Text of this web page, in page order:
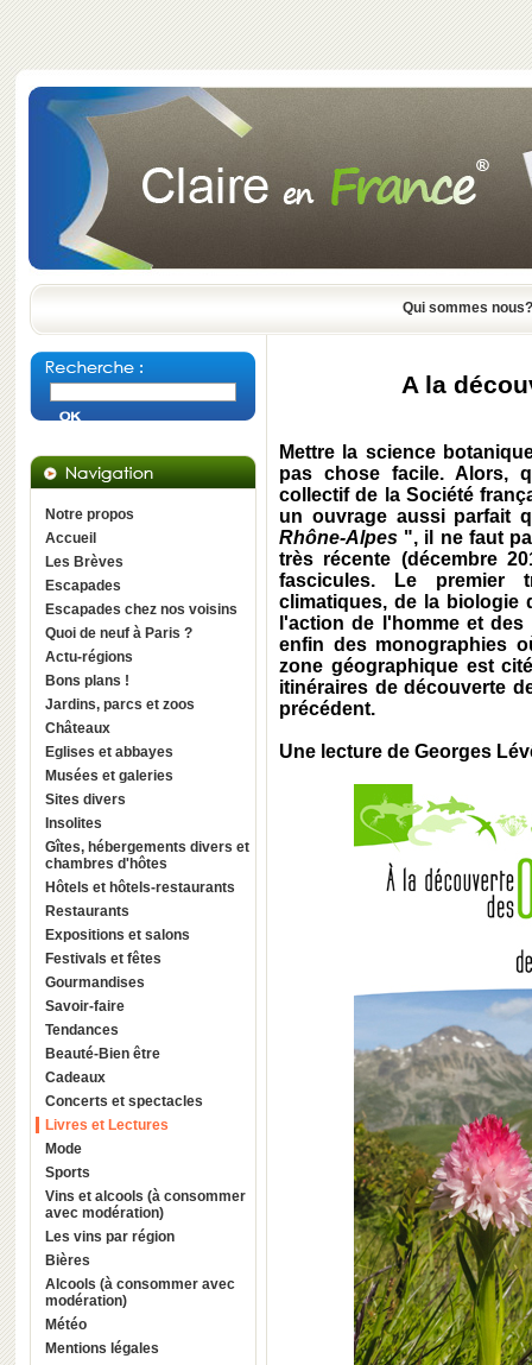
Qui sommes nous?
Notre propos
Accueil
Les Brèves
Escapades
Escapades chez nos voisins
Quoi de neuf à Paris ?
Actu-régions
Bons plans !
Jardins, parcs et zoos
Châteaux
Eglises et abbayes
Musées et galeries
Sites divers
Insolites
Gîtes, hébergements divers et
chambres d'hôtes
Hôtels et hôtels-restaurants
Restaurants
Expositions et salons
Festivals et fêtes
Gourmandises
Savoir-faire
Tendances
Beauté-Bien être
Cadeaux
Concerts et spectacles
Livres et Lectures
Mode
Sports
Vins et alcools (à consommer
avec modération)
Les vins par région
Bières
Alcools (à consommer avec
modération)
Météo
Mentions légales
A la
Mettre la science
pas chose facile. Alors,
collectif de la Société
un ouvrage aussi parfait
Rhône-Alpes ", il ne faut
très récente (décembre
fascicules. Le premier
climatiques, de la biologie
l'action de l'homme et
enfin des monographies
zone géographique est
itinéraires de découverte
précédent.
Une lecture de Georges